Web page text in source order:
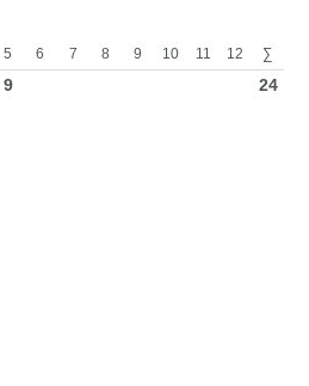
5 6 7 8 9 10 11 12
∑
9 24